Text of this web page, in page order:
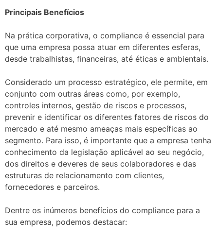
Principais Benefícios
Na prática corporativa, o compliance é essencial para
que uma empresa possa atuar em diferentes esferas,
desde trabalhistas, financeiras, até éticas e ambientais.
Considerado um processo estratégico, ele permite, em
conjunto com outras áreas como, por exemplo,
controles internos, gestão de riscos e processos,
prevenir e identificar os diferentes fatores de riscos do
mercado e até mesmo ameaças mais específicas ao
segmento. Para isso, é importante que a empresa tenha
conhecimento da legislação aplicável ao seu negócio,
dos direitos e deveres de seus colaboradores e das
estruturas de relacionamento com clientes,
fornecedores e parceiros.
Dentre os inúmeros benefícios do compliance para a
sua empresa, podemos destacar: